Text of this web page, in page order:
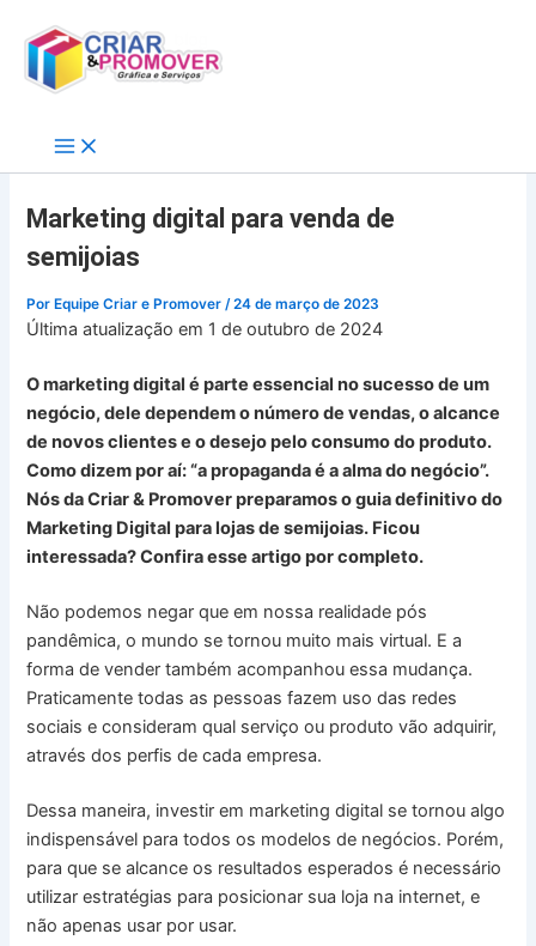
para
conteúdo
Marketing digital para venda de
semijoias
PorEquipe Criar e Promover/24 de março de 2023
Última atualização em 1 de outubro de 2024
O marketing digital é parte essencial no sucesso de um
negócio, dele dependem o número de vendas, o alcance
de novos clientes e o desejo pelo consumo do produto.
Como dizem por aí: “a propaganda é a alma do negócio”.
Nós da Criar & Promover preparamos o guia definitivo do
Marketing Digital para lojas de semijoias. Ficou
interessada? Confira esse artigo por completo.
Não podemos negar que em nossa realidade pós
pandêmica, o mundo se tornou muito mais virtual. E a
forma de vender também acompanhou essa mudança.
Praticamente todas as pessoas fazem uso das redes
sociais e consideram qual serviço ou produto vão adquirir,
através dos perfis de cada empresa.
Dessa maneira, investir em marketing digital se tornou algo
indispensável para todos os modelos de negócios. Porém,
para que se alcance os resultados esperados é necessário
utilizar estratégias para posicionar sua loja na internet, e
não apenas usar por usar.